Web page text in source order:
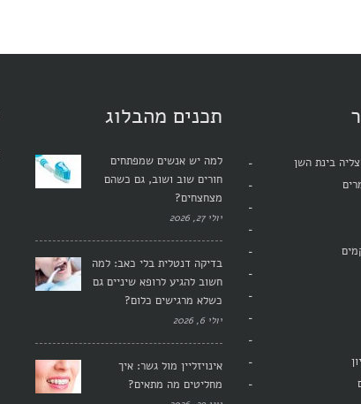
תכנים מהבלוג
למה יש אנשים שמפתחים
חורים שוב ושוב, גם כשהם
מצחצחים?
יולי 27, 2026
בדיקה דנטלית בלי כאב: למה
חשוב להגיע לרופא שיניים גם
כשלא מרגישים כלום?
יולי 6, 2026
אינויזליין מול גשר: איך
מחליטים מה מתאים?
בינת השן